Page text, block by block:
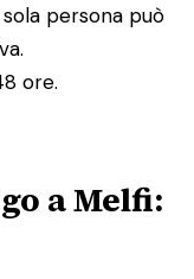
persona può
ore.
a Melfi: